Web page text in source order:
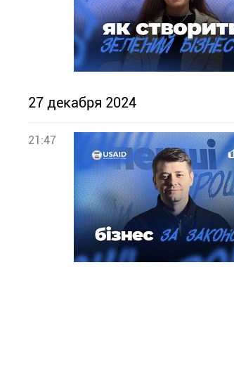
27 декабря 2024
21:47